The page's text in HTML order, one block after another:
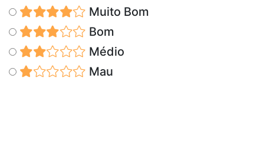
Muito Bom
Bom
Médio
Mau